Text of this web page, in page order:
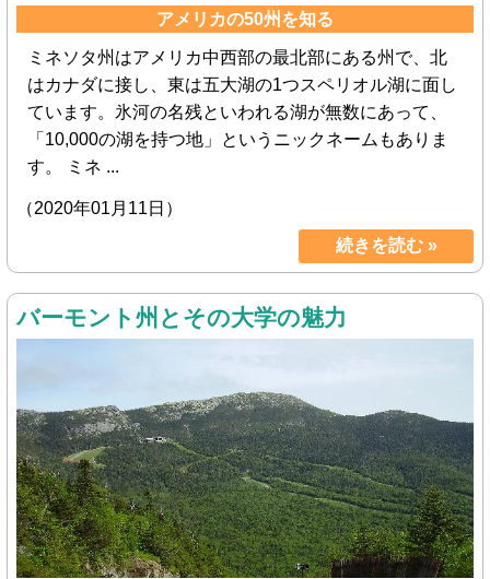
アメリカの50州を知る
ミネソタ州はアメリカ中西部の最北部にある州で、北
はカナダに接し、東は五大湖の1つスペリオル湖に面し
ています。氷河の名残といわれる湖が無数にあって、
「10,000の湖を持つ地」というニックネームもありま
す。 ミネ ...
（2020年01月11日）
続きを読む »
バーモント州とその大学の魅力